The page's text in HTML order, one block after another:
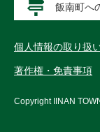
飯南町へ
個人情報の取り扱
著作権・免責事項
Copyright IINAN